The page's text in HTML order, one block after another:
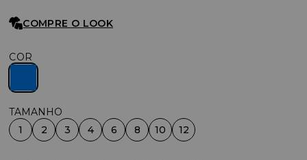
COMPRE O LOOK
COR
1 2 3 4 6 8 10 12